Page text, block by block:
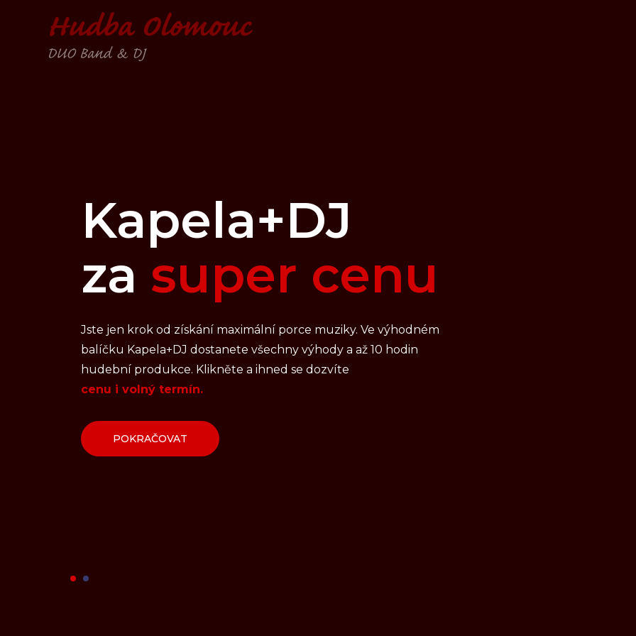
Kapela+DJ
za super cenu
Jste jen krok od získání maximální porce muziky. Ve výhodném
balíčku Kapela+DJ dostanete všechny výhody a až 10 hodin
hudební produkce. Klikněte a ihned se dozvíte
cenu i volný termín.
POKRAČOVAT